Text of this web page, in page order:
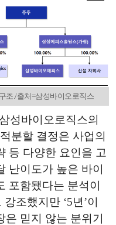
조./출처=삼성바이오로직스
성바이오로직스의
분할 결정은 사업의
등 다양한 요인을 고
난이도가 높은 바이
포함됐다는 분석이
조했지만 ‘5년’이
은 믿지 않는 분위기